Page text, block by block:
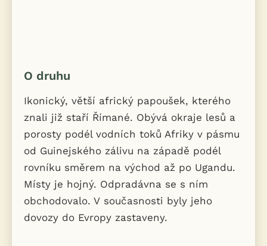
O druhu
Ikonický, větší africký papoušek, kterého
znali již staří Římané. Obývá okraje lesů a
porosty podél vodních toků Afriky v pásmu
od Guinejského zálivu na západě podél
rovníku směrem na východ až po Ugandu.
Místy je hojný. Odpradávna se s ním
obchodovalo. V současnosti byly jeho
dovozy do Evropy zastaveny.